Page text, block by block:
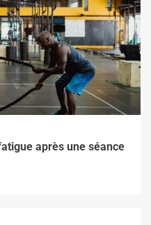
après une séance